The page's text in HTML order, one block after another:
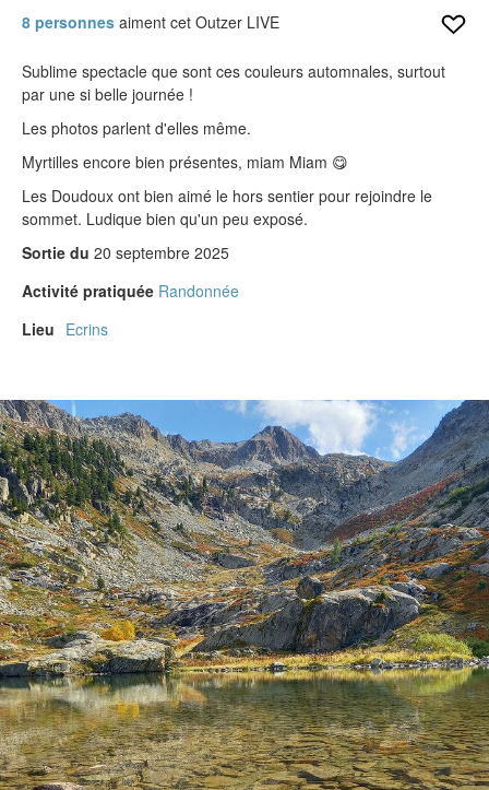
8 personnes aiment cet Outzer LIVE
Sublime spectacle que sont ces couleurs automnales, surtout
par une si belle journée !
Les photos parlent d'elles même.
Myrtilles encore bien présentes, miam Miam 😋
Les Doudoux ont bien aimé le hors sentier pour rejoindre le
sommet. Ludique bien qu'un peu exposé.
Sortie du 20 septembre 2025
Activité pratiquée Randonnée
Lieu Ecrins